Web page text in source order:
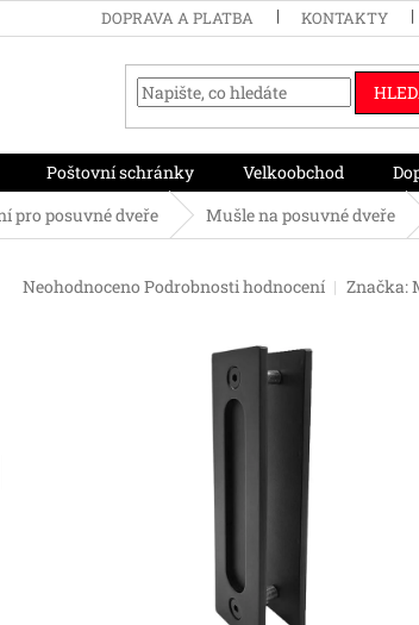
DOPRAVA A PLATBA KONTAKTY
Poštovní schránky Velkoobchod
pro posuvné dveře Mušle na posuvné dveře
Průměrné
Neohodnoceno Podrobnosti hodnocení Značka: